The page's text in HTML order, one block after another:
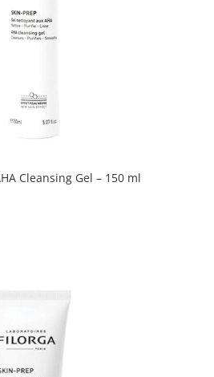
Cleansing Gel – 150 ml